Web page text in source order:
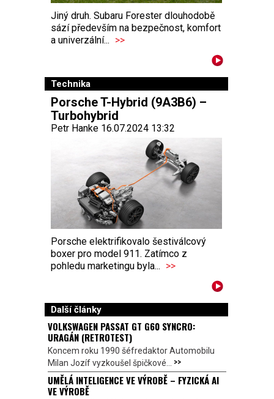
Jiný druh. Subaru Forester dlouhodobě
sází především na bezpečnost, komfort
a univerzální... >>
Technika
Porsche T-Hybrid (9A3B6) –
Turbohybrid
Petr Hanke 16.07.2024 13:32
Porsche elektrifikovalo šestiválcový
boxer pro model 911. Zatímco z
pohledu marketingu byla... >>
Další články
VOLKSWAGEN PASSAT GT G60 SYNCRO:
URAGÁN (RETROTEST)
Koncem roku 1990 šéfredaktor Automobilu
Milan Jozíf vyzkoušel špičkové... >>
UMĚLÁ INTELIGENCE VE VÝROBĚ – FYZICKÁ AI
VE VÝROBĚ